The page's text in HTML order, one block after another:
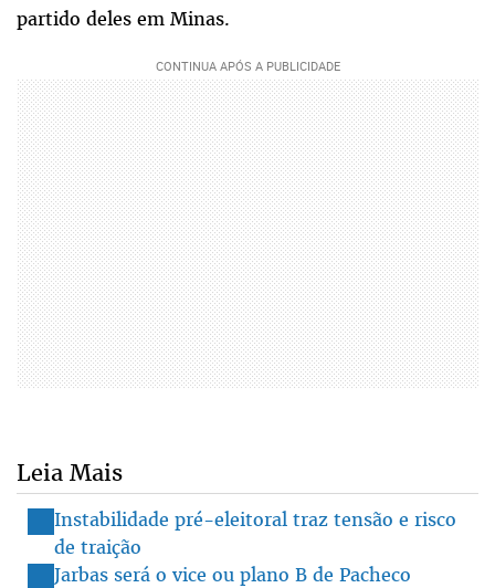
partido deles em Minas.
Leia Mais
Instabilidade pré-eleitoral traz tensão e risco
de traição
Jarbas será o vice ou plano B de Pacheco